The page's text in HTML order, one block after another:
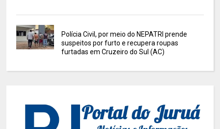
Polícia Civil, por meio do NEPATRI prende
suspeitos por furto e recupera roupas
furtadas em Cruzeiro do Sul (AC)